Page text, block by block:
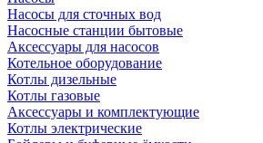
Насосы для сточных вод
Насосные станции бытовые
Аксессуары для насосов
Котельное оборудование
Котлы дизельные
Котлы газовые
Аксессуары и комплектующие
Котлы электрические